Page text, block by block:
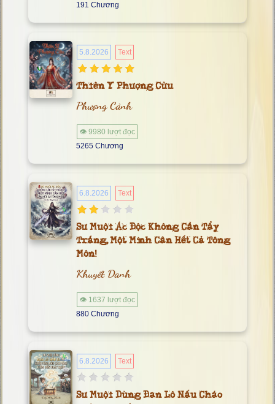
191 Chương
5.8.2026 Text
Thiên Y Phượng Cửu
Phượng Cảnh
👁 9980 lượt đọc
5265 Chương
6.8.2026 Text
Sư Muội Ác Độc Không Cần Tẩy
Trắng, Một Mình Cân Hết Cả Tông
Môn!
Khuyết Danh
👁 1637 lượt đọc
880 Chương
6.8.2026 Text
Sư Muội Dùng Đan Lô Nấu Cháo